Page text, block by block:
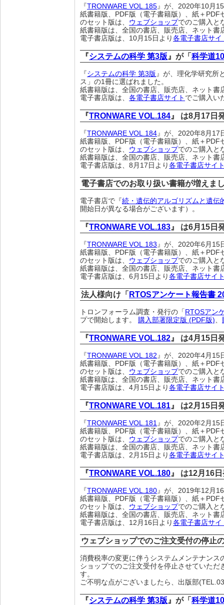
『TRONWARE VOL.185』が、2020年10月
紙書籍版、PDF版（電子書籍版）、紙＋
のセット版は、 ウェブショップでのご購入と
紙書籍版は、全国の書店、販売店、ネット書
電子書店版は、10月15日より 各電子書店サイ
『システムの科学 第3版 』が「 科学道
『 システムの科学 第3版 』が、理化学研究所
ス」の1冊に選ばれました。
紙書籍版は、全国の書店、販売店、ネット書
電子書店版は、 各電子書店サイト でご購入い
『TRONWARE VOL.184 』 は8月17日
『TRONWARE VOL.184』が、2020年8月17
紙書籍版、PDF版（電子書籍版）、紙＋
のセット版は、 ウェブショップでのご購入と
紙書籍版は、全国の書店、販売店、ネット書
電子書店版は、8月17日より 各電子書店サイ
電子書店でのお取り扱い書籍が増えま
電子書店で『続・遺伝的アルゴリズムと遺伝
開始日が異なる場合がございます）。
『TRONWARE VOL.183 』 は6月15日
『TRONWARE VOL.183 』が、2020年6月15
紙書籍版、PDF版（電子書籍版）、紙＋
のセット版は、 ウェブショップでのご購入と
紙書籍版は、全国の書店、販売店、ネット書
電子書店版は、6月15日より 各電子書店サイ
法人様向け「 RTOSアンケート報告書
トロンフォーラム調査・発行の「 RTOSアン
プで開始します。 購入部署限定版 (PDF版)、
『TRONWARE VOL.182 』 は4月15日
『TRONWARE VOL.182 』が、2020年4月15
紙書籍版、PDF版（電子書籍版）、紙＋
のセット版は、 ウェブショップでのご購入と
紙書籍版は、全国の書店、販売店、ネット書
電子書店版は、4月15日より 各電子書店サイ
『TRONWARE VOL.181 』 は2月15日
『TRONWARE VOL.181』が、2020年2月15
紙書籍版、PDF版（電子書籍版）、紙＋
のセット版は、 ウェブショップでのご購入と
紙書籍版は、全国の書店、販売店、ネット書
電子書店版は、2月15日より 各電子書店サイ
『TRONWARE VOL.180 』 は12月16
『TRONWARE VOL.180』が、2019年12月
紙書籍版、PDF版（電子書籍版）、紙＋
のセット版は、 ウェブショップでのご購入と
紙書籍版は、全国の書店、販売店、ネット書
電子書店版は、12月16日より 各電子書店サイ
ウェブショップでのご注文受付の停止
消費税率の変更に伴うシステムメンテナン
ショップでのご注文受付を停止させていた
す。
ご不明な点がございましたら、出版部
『システムの科学 第3版 』が「 科学道